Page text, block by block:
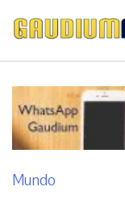
Mundo